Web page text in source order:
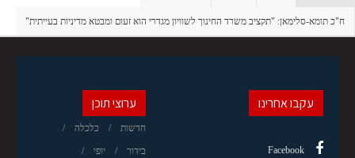
ח"כ תומא-סלימאן: "תקציב משרד החינוך לשוויון מגדרי הוא זעום ומבטא מדיניות בעייתית"
ערוצי תוכן
חדשות כלכלה
בידור יופי
עקבו אחרינו
Facebook